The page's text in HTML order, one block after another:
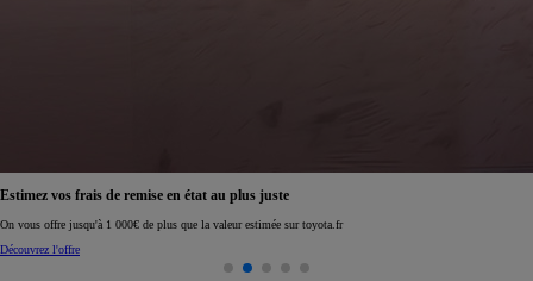
Réservez en ligne votre occasion pour 1€ seulement
Réservez en ligne